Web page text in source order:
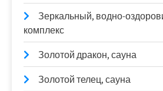
Зеркальный, водно-
комплекс
Золотой дракон, сауна
Золотой телец, сауна